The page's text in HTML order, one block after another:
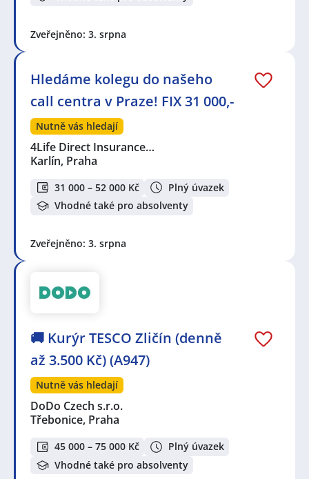
Zveřejněno: 3. srpna
Hledáme kolegu do našeho
call centra v Praze! FIX 31 000,-
Nutně vás hledají
4Life Direct Insurance…
Karlín, Praha
31 000 – 52 000 Kč
Plný úvazek
Vhodné také pro absolventy
Zveřejněno: 3. srpna
🚚 Kurýr TESCO Zličín (denně
až 3.500 Kč) (A947)
Nutně vás hledají
DoDo Czech s.r.o.
Třebonice, Praha
45 000 – 75 000 Kč
Plný úvazek
Vhodné také pro absolventy